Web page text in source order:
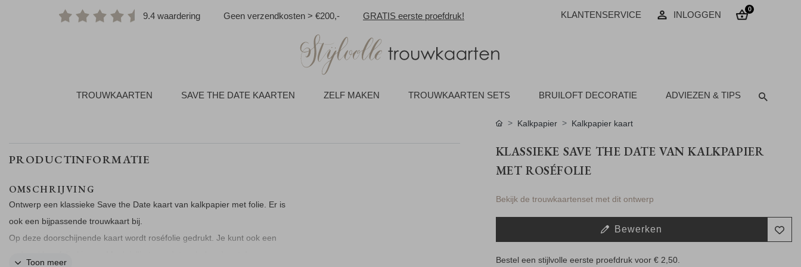
9.4 waardering Geen verzendkosten > €200,- GRATIS eerste proefdruk! KLANTENSERVICE INLOGGEN
0
TROUWKAARTEN SAVE THE DATE KAARTEN ZELF MAKEN TROUWKAARTEN SETS BRUILOFT DECORATIE ADVIEZEN & TIPS
PRODUCTINFORMATIE
OMSCHRIJVING
Ontwerp een klassieke Save the Date kaart van kalkpapier met folie. Er is
ook een bijpassende trouwkaart bij.
Op deze doorschijnende kaart wordt roséfolie gedrukt. Je kunt ook een
Toon meer
Kalkpapier Kalkpapier kaart
KLASSIEKE SAVE THE DATE VAN KALKPAPIER
MET ROSÉFOLIE
Bekijk de trouwkaartenset met dit ontwerp
Bewerken
Bestel een stijlvolle eerste proefdruk voor € 2,50.